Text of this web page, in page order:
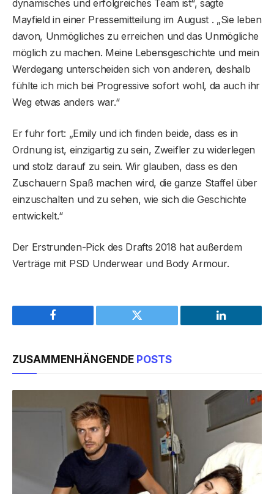
dynamisches und erfolgreiches Team ist“, sagte
Mayfield in einer Pressemitteilung im August . „Sie leben
davon, Unmögliches zu erreichen und das Unmögliche
möglich zu machen. Meine Lebensgeschichte und mein
Werdegang unterscheiden sich von anderen, deshalb
fühlte ich mich bei Progressive sofort wohl, da auch ihr
Weg etwas anders war.“
Er fuhr fort: „Emily und ich finden beide, dass es in
Ordnung ist, einzigartig zu sein, Zweifler zu widerlegen
und stolz darauf zu sein. Wir glauben, dass es den
Zuschauern Spaß machen wird, die ganze Staffel über
einzuschalten und zu sehen, wie sich die Geschichte
entwickelt.“
Der Erstrunden-Pick des Drafts 2018 hat außerdem
Verträge mit PSD Underwear und Body Armour.
Facebook Twitter LinkedIn
ZUSAMMENHÄNGENDE POSTS